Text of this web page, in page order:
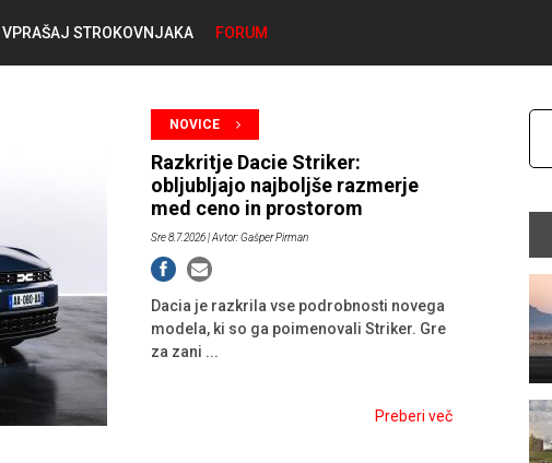
VPRAŠAJ STROKOVNJAKA
TOMAŽ DEMŠAR
MAZIVA IN OLJA
ALEŠ ARNŠEK
PREDELAVE
ALEKS HUMAR IN FLORJAN RUS
PNEVMATIKE
FORUM
NOVICE
Razkritje Dacie Striker:
obljubljajo najboljše razmerje
med ceno in prostorom
Sre 8.7.2026| Avtor: Gašper Pirman
Dacia je razkrila vse podrobnosti novega
modela, ki so ga poimenovali Striker. Gre
za zani ...
Preberi več